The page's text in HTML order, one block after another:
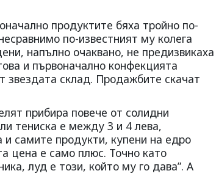
продуктите бяха тройно по-
по-известният му колега
напълно очаквано, не предизвикаха
и първоначално конфекцията
звездата склад. Продажбите скачат
прибира повече от солидни
тениска е между 3 и 4 лева,
самите продукти, купени на едро
цена е само плюс. Точно като
луд е този, който му го дава”. А